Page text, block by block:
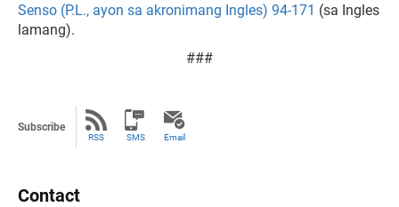
Senso (P.L., ayon sa akronimang Ingles) 94-171 (sa Ingles
lamang).
###
Subscribe
RSS SMS Email
Contact